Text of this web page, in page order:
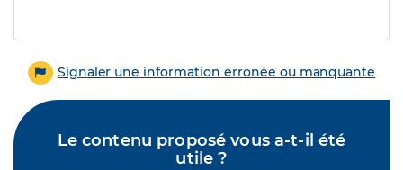
Signaler une information erronée ou manquante
Le contenu proposé vous a-t-il été
utile ?